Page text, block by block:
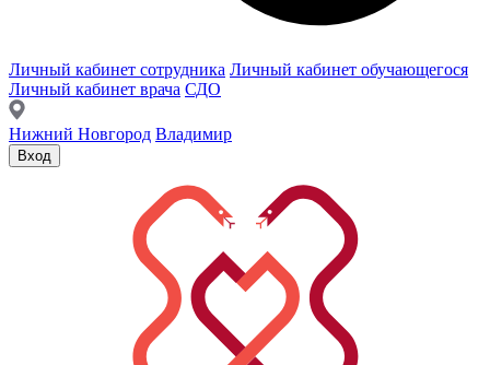
Личный кабинет сотрудника Личный кабинет обучающегося
Личный кабинет врача СДО
Нижний Новгород Владимир
Вход